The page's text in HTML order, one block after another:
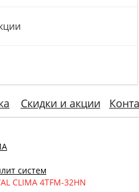
Скидки и акции
систем
CLIMA 4TFM-32HN